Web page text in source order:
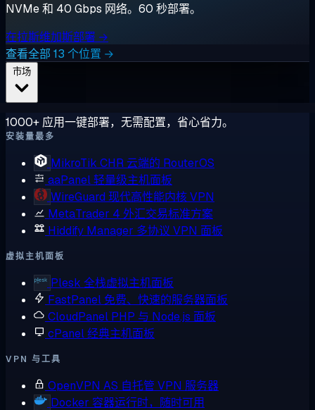
NVMe 和 40 Gbps 网络。60 秒部署。
在拉斯维加斯部署 →
查看全部 13 个位置 →
1000+ 应用一键部署，无需配置，省心省力。
安装量最多
MikroTik CHR 云端的 RouterOS
aaPanel轻量级主机面板
WireGuard 现代高性能内核 VPN
MetaTrader 4 外汇交易标准方案
Hiddify Manager 多协议 VPN 面板
虚拟主机面板
Plesk 全栈虚拟主机面板
FastPanel 免费、快速的服务器面板
CloudPanel PHP 与 Node.js 面板
cPanel经典主机面板
VPN 与工具
OpenVPN AS 自托管 VPN 服务器
Docker 容器运行时，随时可用